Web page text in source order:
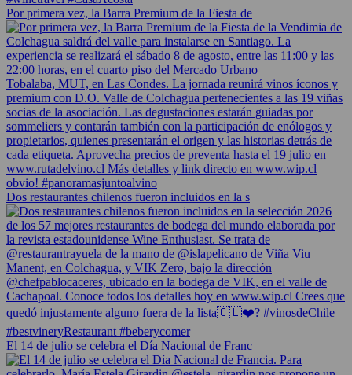
Por primera vez, la Barra Premium de la Fiesta de
Dos restaurantes chilenos fueron incluidos en la s
El 14 de julio se celebra el Día Nacional de Franc